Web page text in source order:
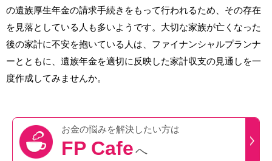
の遺族厚生年金の請求手続きをもって行われるため、その存在
を見落としている人も多いようです。大切な家族が亡くなった
後の家計に不安を抱いている人は、ファイナンシャルプランナ
ーとともに、遺族年金を適切に反映した家計収支の見通しを一
度作成してみませんか。
お金の悩みを解決したい方は
FP Cafeへ